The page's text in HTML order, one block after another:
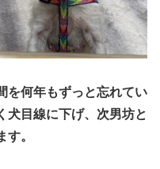
を何年もずっと忘れてい
犬目線に下げ、次男坊と
。